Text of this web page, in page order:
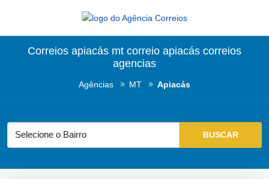
Correios apiacás mt correio apiacás correios
agencias
Agências MT Apiacás